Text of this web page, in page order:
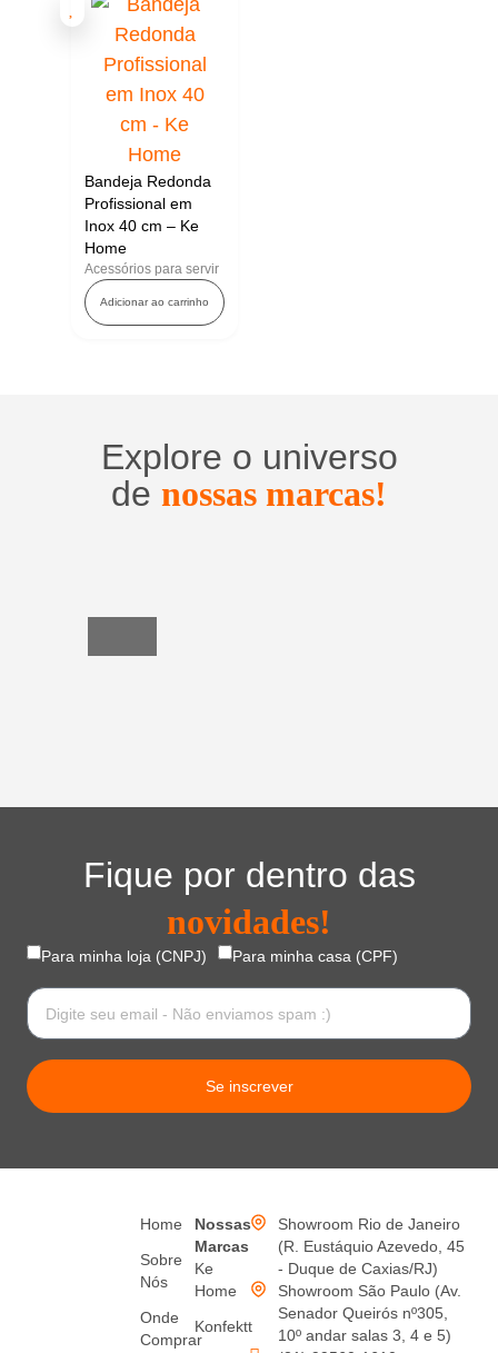
Bandeja Redonda
Profissional em
Inox 40 cm – Ke
Home
Acessórios para servir
Adicionar ao carrinho
Explore o universo
de nossas marcas!
Fique por dentro das
novidades!
Para minha loja (CNPJ) Para minha casa (CPF)
Se inscrever
Home
Sobre
Nós
Onde
Comprar
Nossas
Marcas
Ke
Home
Konfektt
Showroom Rio de Janeiro
(R. Eustáquio Azevedo, 45
- Duque de Caxias/RJ)
Showroom São Paulo (Av.
Senador Queirós nº305,
10º andar salas 3, 4 e 5)